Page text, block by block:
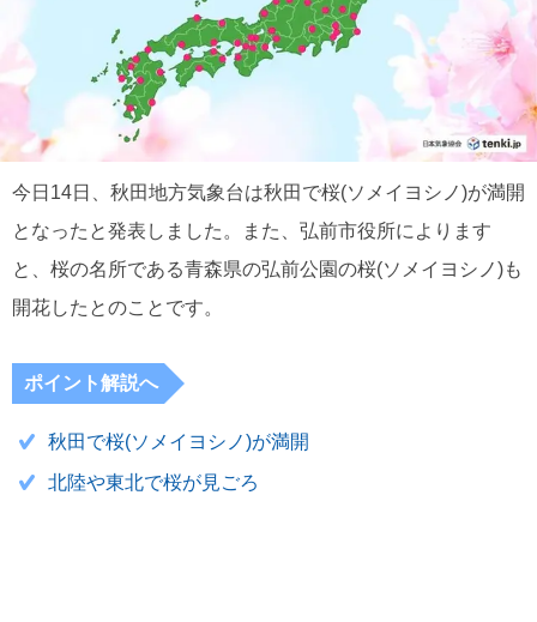
今日14日、秋田地方気象台は秋田で桜(ソメイヨシノ)が満開
となったと発表しました。また、弘前市役所によります
と、桜の名所である青森県の弘前公園の桜(ソメイヨシノ)も
開花したとのことです。
ポイント解説へ
秋田で桜(ソメイヨシノ)が満開
北陸や東北で桜が見ごろ